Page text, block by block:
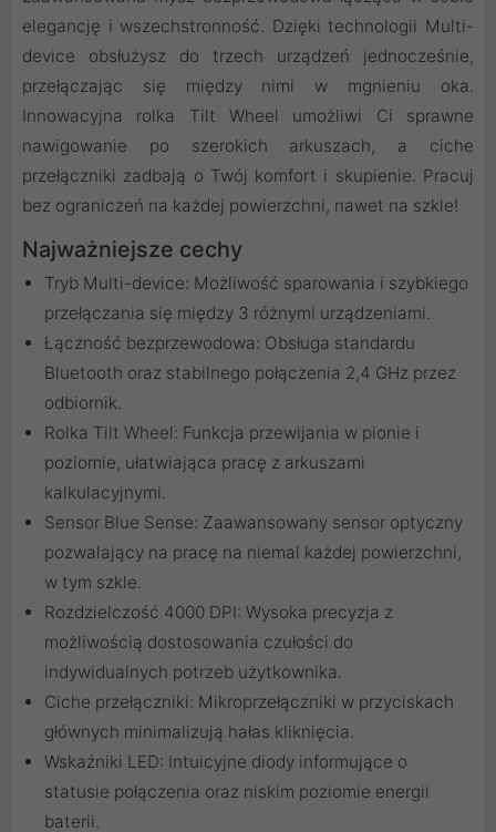
elegancję i wszechstronność. Dzięki technologii Multi-
device obsłużysz do trzech urządzeń jednocześnie,
przełączając się między nimi w mgnieniu oka.
Innowacyjna rolka Tilt Wheel umożliwi Ci sprawne
nawigowanie po szerokich arkuszach, a ciche
przełączniki zadbają o Twój komfort i skupienie. Pracuj
bez ograniczeń na każdej powierzchni, nawet na szkle!
Najważniejsze cechy
Tryb Multi-device: Możliwość sparowania i szybkiego
przełączania się między 3 różnymi urządzeniami.
Łączność bezprzewodowa: Obsługa standardu
Bluetooth oraz stabilnego połączenia 2,4 GHz przez
odbiornik.
Rolka Tilt Wheel: Funkcja przewijania w pionie i
poziomie, ułatwiająca pracę z arkuszami
kalkulacyjnymi.
Sensor Blue Sense: Zaawansowany sensor optyczny
pozwalający na pracę na niemal każdej powierzchni,
w tym szkle.
Rozdzielczość 4000 DPI: Wysoka precyzja z
możliwością dostosowania czułości do
indywidualnych potrzeb użytkownika.
Ciche przełączniki: Mikroprzełączniki w przyciskach
głównych minimalizują hałas kliknięcia.
Wskaźniki LED: Intuicyjne diody informujące o
statusie połączenia oraz niskim poziomie energii
baterii.